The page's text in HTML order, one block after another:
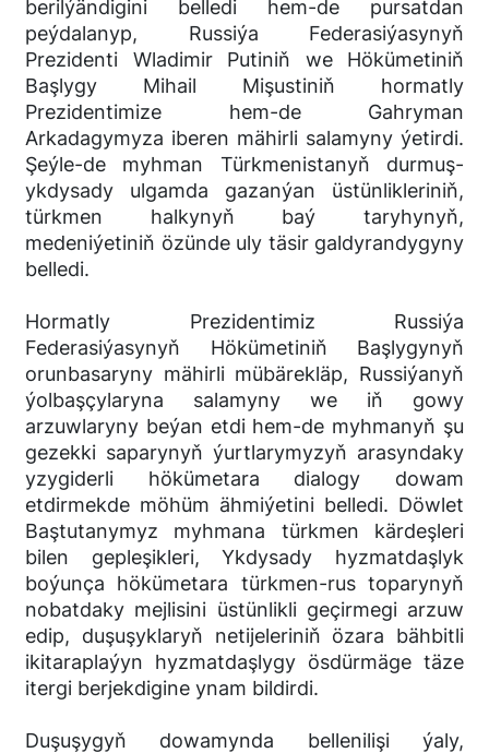
berilýändigini belledi hem-de pursatdan
peýdalanyp, Russiýa Federasiýasynyň
Prezidenti Wladimir Putiniň we Hökümetiniň
Başlygy Mihail Mişustiniň hormatly
Prezidentimize hem-de Gahryman
Arkadagymyza iberen mähirli salamyny ýetirdi.
Şeýle-de myhman Türkmenistanyň durmuş-
ykdysady ulgamda gazanýan üstünlikleriniň,
türkmen halkynyň baý taryhynyň,
medeniýetiniň özünde uly täsir galdyrandygyny
belledi.
Hormatly Prezidentimiz Russiýa
Federasiýasynyň Hökümetiniň Başlygynyň
orunbasaryny mähirli mübärekläp, Russiýanyň
ýolbaşçylaryna salamyny we iň gowy
arzuwlaryny beýan etdi hem-de myhmanyň şu
gezekki saparynyň ýurtlarymyzyň arasyndaky
yzygiderli hökümetara dialogy dowam
etdirmekde möhüm ähmiýetini belledi. Döwlet
Baştutanymyz myhmana türkmen kärdeşleri
bilen gepleşikleri, Ykdysady hyzmatdaşlyk
boýunça hökümetara türkmen-rus toparynyň
nobatdaky mejlisini üstünlikli geçirmegi arzuw
edip, duşuşyklaryň netijeleriniň özara bähbitli
ikitaraplaýyn hyzmatdaşlygy ösdürmäge täze
itergi berjekdigine ynam bildirdi.
Duşuşygyň dowamynda bellenilişi ýaly,